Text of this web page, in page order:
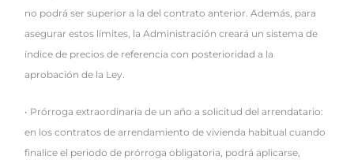
no podrá ser superior a la del contrato anterior. Además, para
asegurar estos límites, la Administración creará un sistema de
índice de precios de referencia con posterioridad a la
aprobación de la Ley.
• Prórroga extraordinaria de un año a solicitud del arrendatario:
en los contratos de arrendamiento de vivienda habitual cuando
finalice el periodo de prórroga obligatoria, podrá aplicarse,